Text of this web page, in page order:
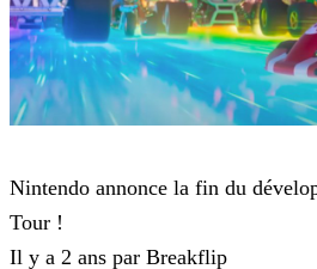
Nintendo annonce la fin du
Tour !
Il y a 2 ans par Breakflip